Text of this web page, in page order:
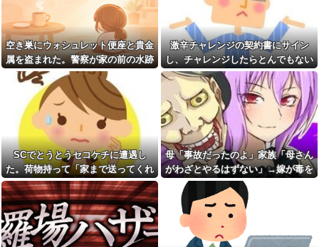
嫁の浮気発覚から再構築を続
けて8ヶ月、愛しさと憎しみが交
互に押し寄せてる。もう一回俺
に恋させてあげたい。
奥さんと離婚の原因は僕との
不貞だと邪推した同僚が、脅迫
行為するようになった。奥さん
とは何の関係もないのに...
エルメスの袋を強奪された
弟。弟「その袋、僕のですよ
ね？」女性「私の物ですけ
ど？」→中身を確認した瞬間、
言い逃れできない状況になり…
私「もう離婚したい」夫「お
前は一生俺のために生きろ」→
話し合いになるはずが恐ろしい
要求を突き付けられて…
【画像】アナウンサー「え、
私がスピードスケートのピチピ
チユニフォーム着るんです
か…？ﾑﾁｨ！！」←これはお前ら
に刺さるやろw w w w w w w w
高校野球の暑さ対策として18
時から4試合深夜までやれば涼し
いまま試合出来るじゃん
同日入社のおっさんをバカに
してたら上司だったわｗｗ
職場にいる「仕事ゼロ・ゴマ
すり100」の40代主婦Aさん、業
務は「無理ですぅ」と拒否する
のに他人に嫌われたくてヨイシ
ョとお菓子配りだけ全力すぎる
漫画を5000冊以上所持してる
ワイ、漫画ヲタクの友人に「ワ
ンピースや鬼滅やスラムダンク
持ってる」って聞かれ「読んで
ない」と答えた結果他
なぁ、永久機関ってなんで絶
対に作れないん？
職場にいる「仕事ゼロ・ゴマ
すり100」の40代主婦Aさん、業
務は「無理ですぅ」と拒否する
のに他人に嫌われたくてヨイシ
ョとお菓子配りだけ全力すぎる
空き巣にウォシュレット便座と貴金
属を盗まれた。警察が家の前の水跡
を追うと五軒先の幼稚園ママ宅に行
きついて…
激辛チャレンジの契約書にサイン
し、チャレンジしたらとんでもない
事態になった。救急車運ばれ胃の洗
浄や入院2日で10万超えて...
SCでとうとうセコケチに遭遇し
た。荷物持って「家まで送ってくれ
ない」って言ってきて...
母「事故だったのよ」家族「母さん
がわざとやるはずない」→嫁が毒を
飲まされ子どもを失ったのに信じて
もらえず…